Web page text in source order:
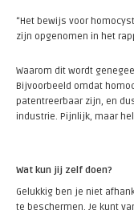
“Het bewijs voor
zijn opgenomen in het
Waarom dit wordt
Bijvoorbeeld omdat
patentreerbaar zijn, en
industrie. Pijnlijk, maar
Wat kun jij zelf doen?
Gelukkig ben je niet
te beschermen. Je kunt